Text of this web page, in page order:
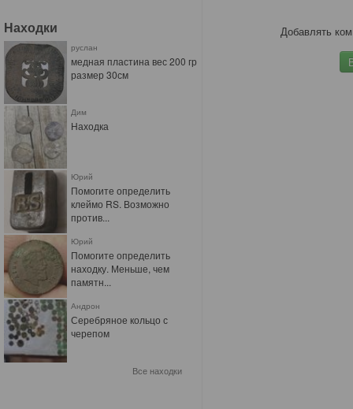
Добавлять
Находки
руслан
медная пластина вес 200 гр
размер 30см
Дим
Находка
Юрий
Помогите определить
клеймо RS. Возможно
против...
Юрий
Помогите определить
находку. Меньше, чем
памятн...
Андрон
Серебряное кольцо с
черепом
Все находки